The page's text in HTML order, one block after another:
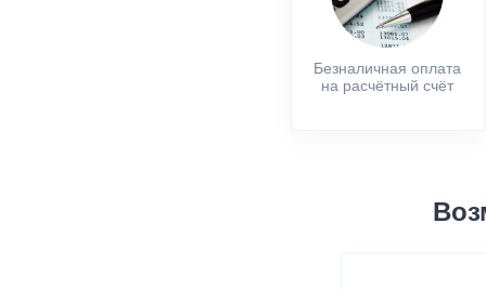
Безналичная оплата
на расчётный счёт